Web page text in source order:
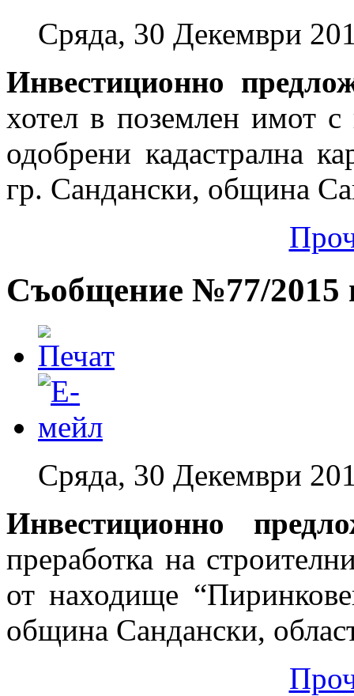
Сряда, 30 Декември
Инвестиционно
хотел в поземлен имот
одобрени кадастрална
гр. Сандански, община
Съобщение №77/2015
Сряда, 30 Декември
Инвестиционно
преработка на
от находище
община Сандански,